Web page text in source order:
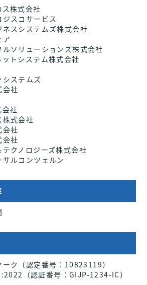
株式会社
スコサービス
ネスシステムズ株式会社
ア
ソリューションズ株式会社
トシステム株式会社
ステムズ
会社
会社
株式会社
会社
会社
クノロジーズ株式会社
ルコンツェルン
ーク（認定番号：10823119）
（認証番号：GIJP-1234-IC）